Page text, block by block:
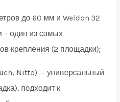
до 60 мм и Weldon 32
– один из самых
крепления (2 площадки);
Nitto) — универсальный
подходит к